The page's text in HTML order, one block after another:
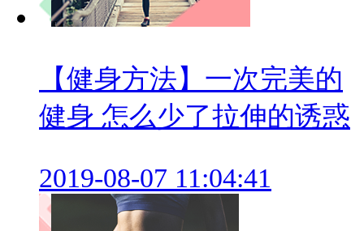
【健身方法】一次完美的
健身 怎么少了拉伸的诱惑
2019-08-07 11:04:41